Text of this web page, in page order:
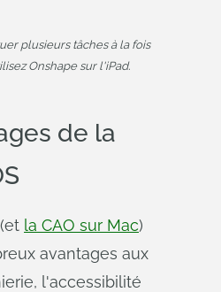
plusieurs tâches à la fois
Onshape sur l'iPad.
de la
la CAO sur Mac)
avantages aux
l'accessibilité